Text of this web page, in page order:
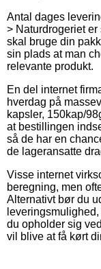
Antal dages
> Naturdrogeriet
skal bruge din
sin plads at man
relevante produkt.
En del internet
hverdag på
kapsler, 150kap/
at bestillingen
så de har en
de lageransatte
Visse internet
beregning, men
Alternativt bør du
du opholder sig
vil blive at få kørt